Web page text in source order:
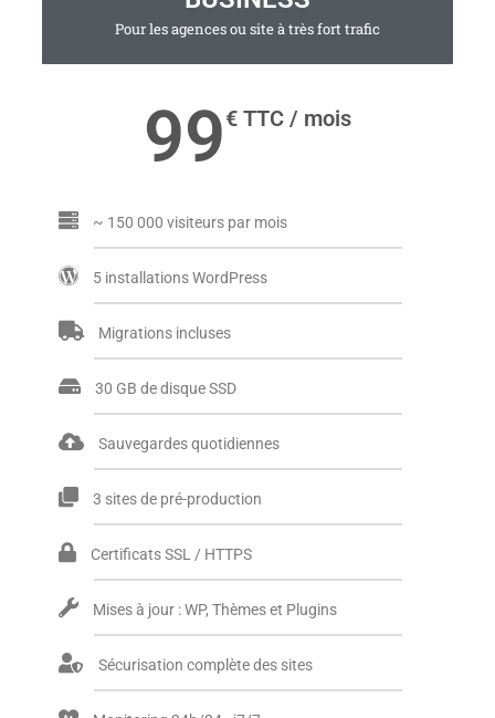
Pour les agences ou site à très fort trafic
99€ TTC / mois
~ 150 000 visiteurs par mois
5 installations WordPress
Migrations incluses
30 GB de disque SSD
Sauvegardes quotidiennes
3 sites de pré-production
Certificats SSL / HTTPS
Mises à jour : WP, Thèmes et Plugins
Sécurisation complète des sites